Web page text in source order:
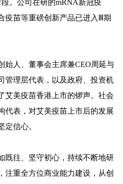
。公司在研的mRNA新冠疫
疫苗等重磅创新产品已进入Ⅲ期
始人、董事会主席兼CEO周延与
管理层代表，以及政府、投资机
艾美疫苗香港上市的锣声。社会
代表，对艾美疫苗上市后的发展
定信心。
既往、坚守初心，持续不断地研
注重全方位商业能力建设，从创